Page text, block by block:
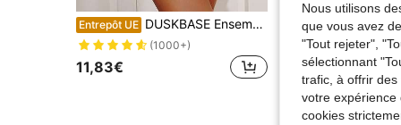
Entrepôt UE DUSKBASE Ensemble de pyjama avec blouse en satin à imprimé cœur et passepoil contrastant et shorts
(1000+)
11,83€
Nora
Entrepôt UE Nora Wilde Ensemble pyjama
Dès9,49€
Nous utilisons
que vous avez
"Tout rejeter",
sélectionnant
trafic, à offrir
votre expérience
cookies